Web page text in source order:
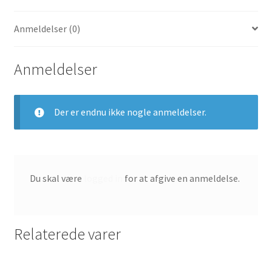
Sort/Hvid/Antracit
004
antal
Anmeldelser (0)
Anmeldelser
Der er endnu ikke nogle anmeldelser.
Du skal være for at afgive en anmeldelse.
Relaterede varer